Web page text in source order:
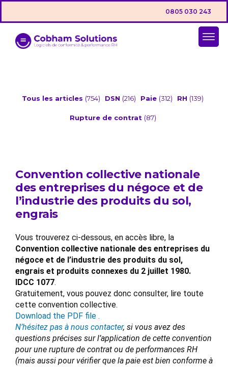
0805 030 243
Tous les articles (754) DSN (216) Paie (312) RH (139)
Rupture de contrat (87)
Convention collective nationale
des entreprises du négoce et de
l’industrie des produits du sol,
engrais
Vous trouverez ci-dessous, en accès libre, la
Convention collective nationale des entreprises du
négoce et de l’industrie des produits du sol,
engrais et produits connexes du 2 juillet 1980.
IDCC 1077.
Gratuitement, vous pouvez donc consulter, lire toute
cette convention collective.
Download the PDF file .
N’hésitez pas à nous contacter, si vous avez des
questions précises sur l’application de cette convention
pour une rupture de contrat ou de performances RH
(mais aussi pour vérifier que la paie est bien conforme à